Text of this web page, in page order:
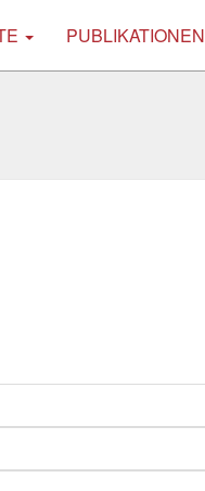
PUBLIKATIONEN